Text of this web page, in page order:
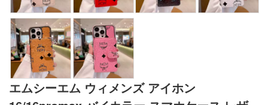
エムシーエム ウィメンズ アイホン